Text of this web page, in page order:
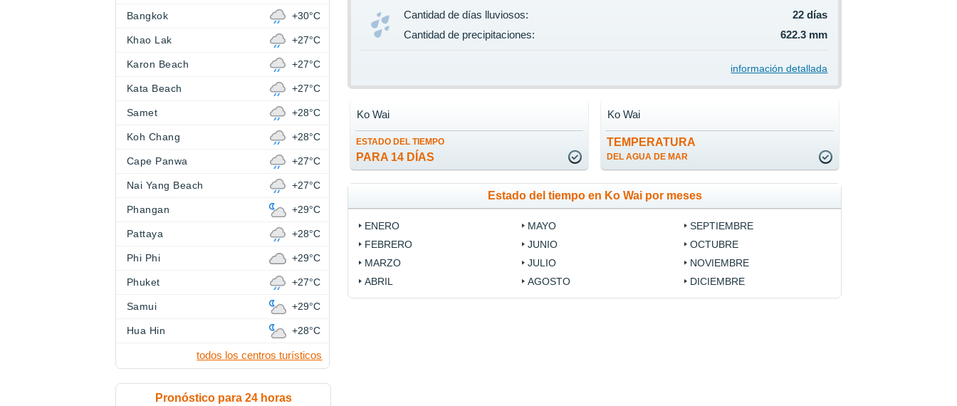
Cantidad de días lluviosos:
22 días
Cantidad de precipitaciones:
622.3 mm
información detallada
ESTADO DEL TIEMPO
PARA 14 DÍAS
Ko Wai
TEMPERATURA
DEL AGUA DE MAR
Ko Wai
Estado del tiempo en Ko Wai por meses
ENERO
FEBRERO
MARZO
ABRIL
MAYO
JUNIO
JULIO
AGOSTO
SEPTIEMBRE
OCTUBRE
NOVIEMBRE
DICIEMBRE
Bangkok +30°C
Khao Lak +27°C
Karon Beach +27°C
Kata Beach +27°C
Samet +28°C
Koh Chang +28°C
Cape Panwa +27°C
Nai Yang Beach +27°C
Phangan +29°C
Pattaya +28°C
Phi Phi +29°C
Phuket +27°C
Samui +29°C
Hua Hin +28°C
todos los centros turísticos
Pronóstico para 24 horas